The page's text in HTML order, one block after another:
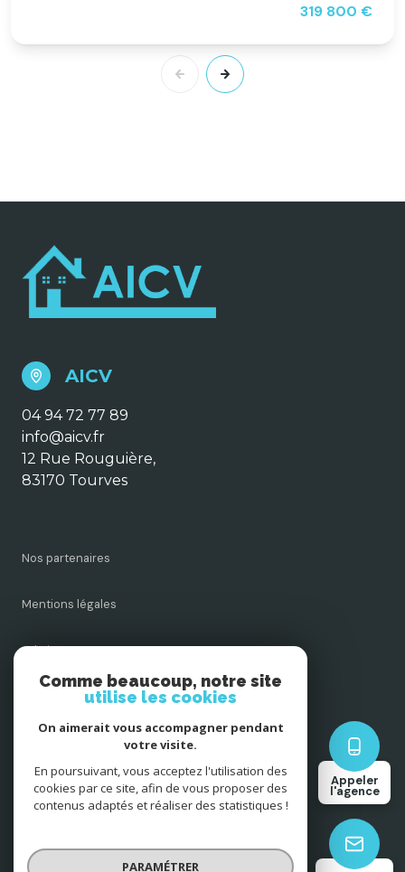
Appeler
l'agence
319 800 €
AICV
04 94 72 77 89
info@aicv.fr
12 Rue Rouguière,
83170 Tourves
Nos partenaires
Mentions légales
Admin
Nos honoraires
Cookies
© 2026 | Tous droits réservés
Comme beaucoup, notre site
utilise les cookies
On aimerait vous accompagner pendant
votre visite.
En poursuivant, vous acceptez l'utilisation des
cookies par ce site, afin de vous proposer des
contenus adaptés et réaliser des statistiques !
PARAMÉTRER